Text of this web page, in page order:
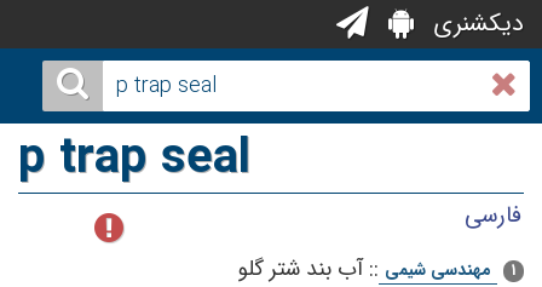
دیکشنری
p trap seal
فارسی
1 مهندسی شیمی ::آب بند شتر گلو